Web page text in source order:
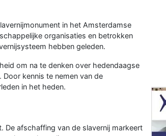
in het Amsterdamse
organisaties en betrokken
hebben geleden.
om na te denken over hedendaagse
kennis te nemen van de
in het heden.
De afschaffing van de slavernij markeert